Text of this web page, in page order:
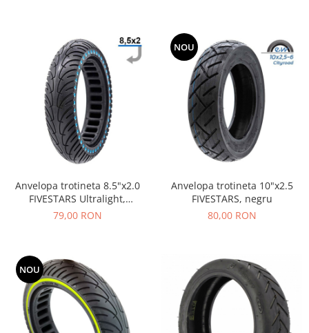
Anvelopa trotineta 8.5"x2.0
FIVESTARS Ultralight,
negru/albastru
79,00 RON
NOU
Anvelopa trotineta 10"x2.5
FIVESTARS, negru
80,00 RON
NOU